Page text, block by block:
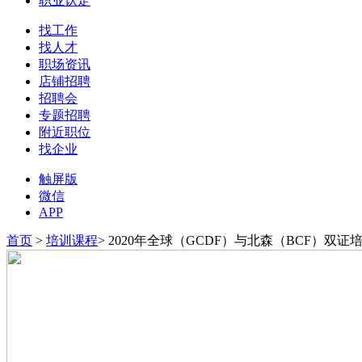
找工作
找人才
职场资讯
店铺招聘
招聘会
专题招聘
附近职位
找企业
触屏版
微信
APP
首页 > 培训课程> 2020年全球（GCDF）与北森（BCF）双证